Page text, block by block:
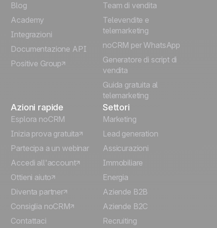
Español
Português
Deutsch
Blog
Academy
Integrazioni
Documentazione API
Positive Group
Team di vendita
Televendite e
telemarketing
noCRM per WhatsApp
Generatore di script di
vendita
Guida gratuita al
telemarketing
Azioni rapide
Esplora noCRM
Inizia prova gratuita
Partecipa a un webinar
Accedi all'account
Ottieni aiuto
Diventa partner
Consiglia noCRM
Contattaci
Settori
Marketing
Lead generation
Assicurazioni
Immobiliare
Energia
Aziende B2B
Aziende B2C
Recruiting